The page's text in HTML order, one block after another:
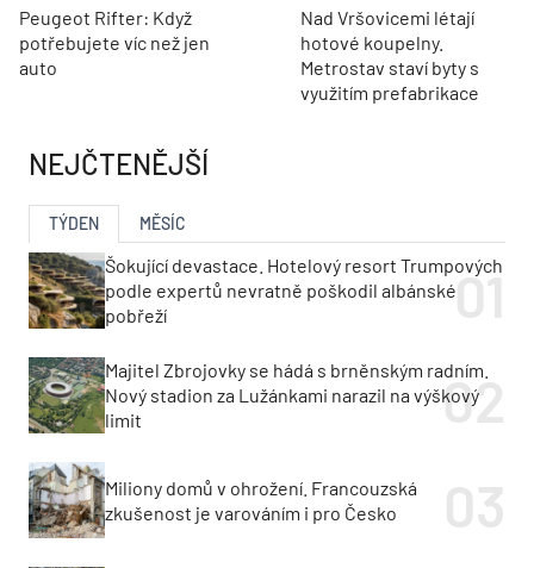
Peugeot Rifter: Když
potřebujete víc než jen
auto
Nad Vršovicemi létají
hotové koupelny.
Metrostav staví byty s
využitím prefabrikace
NEJČTENĚJŠÍ
TÝDEN MĚSÍC
Šokující devastace. Hotelový resort Trumpových
podle expertů nevratně poškodil albánské
pobřeží
Majitel Zbrojovky se hádá s brněnským radním.
Nový stadion za Lužánkami narazil na výškový
limit
Miliony domů v ohrožení. Francouzská
zkušenost je varováním i pro Česko